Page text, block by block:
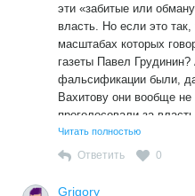
эти «забитые или
власть. Но если это
масштабах которых
газеты Павел
фальсификации были,
Вахитову они вообще
проголосовали за
выборов президента
выборов не признал,
rezultaty-vyborov/
Читать полностью
Ответить 0
Grigory